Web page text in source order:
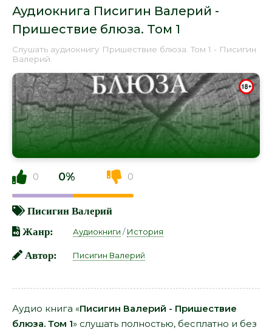
Аудиокнига Писигин Валерий -
Пришествие блюза. Том 1
Слушать аудиокнигу Пришествие блюза. Том 1 - Писигин
Валерий.
0 0% 0
Писигин Валерий
Жанр:
Аудиокниги /История
Автор: Писигин Валерий
Аудио книга «Писигин Валерий - Пришествие
блюза. Том 1» слушать полностью, бесплатно и без